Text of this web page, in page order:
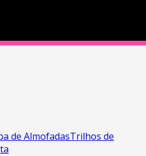
de AlmofadasTrilhos de